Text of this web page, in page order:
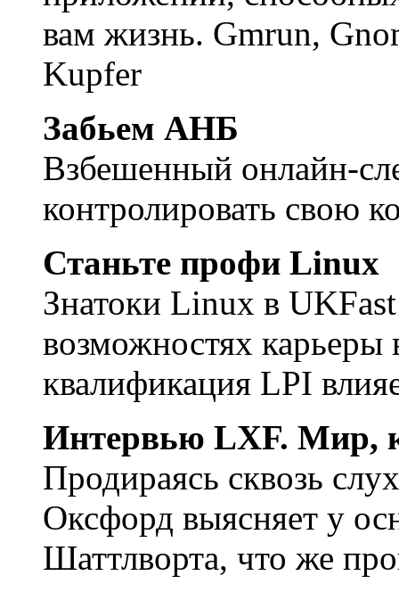
вам жизнь. Gmrun,
Kupfer
Забьем АНБ
Взбешенный онлайн-
контролировать свою
Станьте профи Linux
Знатоки Linux в
возможностях
квалификация LPI
Интервью LXF. Мир,
Продираясь сквозь
Оксфорд выясняет у
Шаттлворта, что же